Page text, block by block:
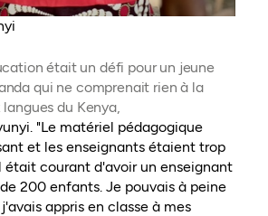
était un défi pour un jeune
qui ne comprenait rien à la
du Kenya,
"Le matériel pédagogique
et les enseignants étaient trop
était courant d'avoir un enseignant
200 enfants. Je pouvais à peine
appris en classe à mes